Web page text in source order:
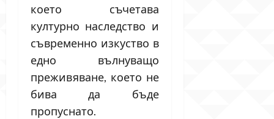
което съчетава
културно наследство и
съвременно изкуство в
едно вълнуващо
преживяване, което не
бива да бъде
пропуснато.